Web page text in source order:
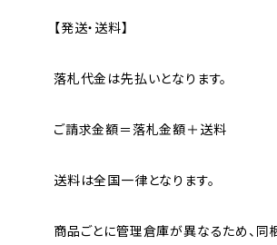
【発送・送料】
落札代金は先払いとなります。
ご請求金額＝落札金額＋送料
送料は全国一律となります。
商品ごとに管理倉庫が異なるため、同